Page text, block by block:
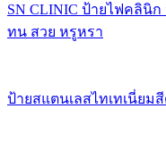
SN CLINIC ป้ายไฟคลินิ
ทน สวย หรูหรา
ป้ายสแตนเลสไทเทเนี่ยม